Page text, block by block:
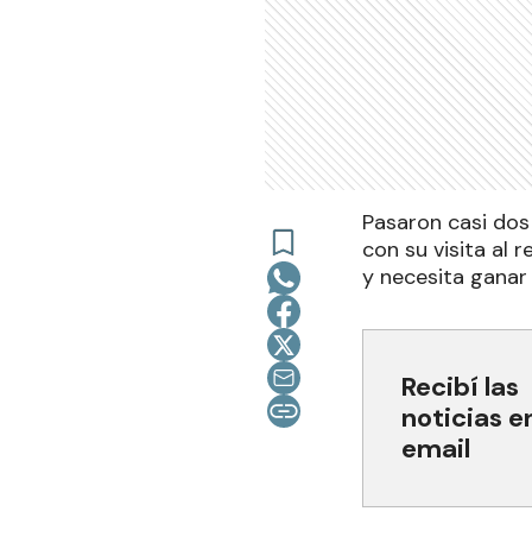
Pasaron casi
con su visita al
y necesita
Recibí las
noticias
email